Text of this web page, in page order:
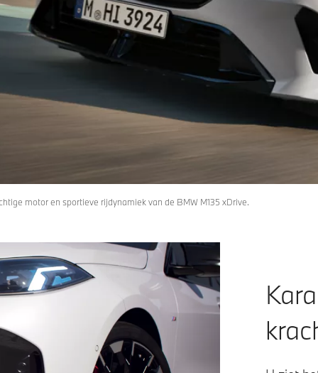
motor en sportieve rijdynamiek van de BMW M135 xDrive.